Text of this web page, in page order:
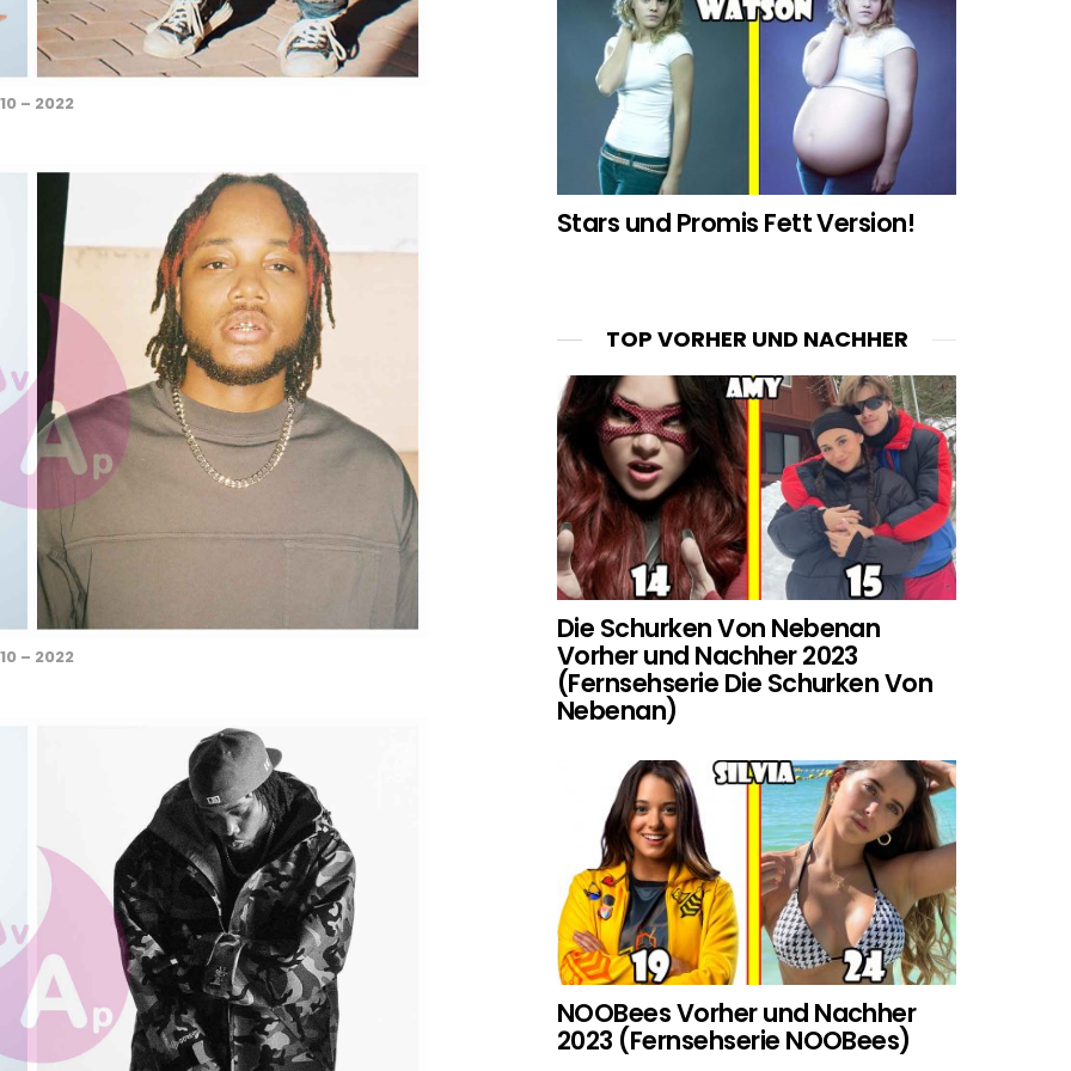
– 2022
– 2022
Stars und Promis Fett Version!
TOP VORHER UND NACHHER
Die Schurken Von Nebenan
Vorher und Nachher 2023
(Fernsehserie Die Schurken Von
Nebenan)
NOOBees Vorher und Nachher
2023 (Fernsehserie NOOBees)